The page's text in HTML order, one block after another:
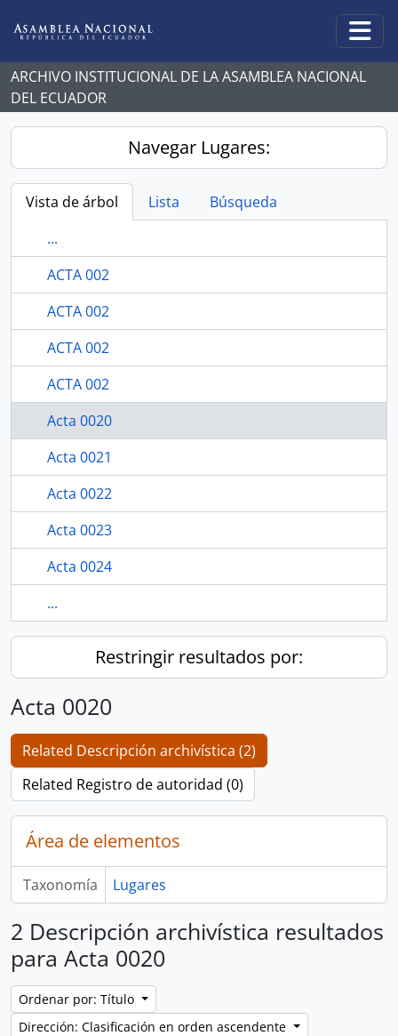
ARCHIVO INSTITUCIONAL DE LA ASAMBLEA NACIONAL
DEL ECUADOR
Navegar Lugares:
Vista de árbol Lista
Búsqueda
...
ACTA 002
ACTA 002
ACTA 002
ACTA 002
Acta 0020
Acta 0021
Acta 0022
Acta 0023
Acta 0024
...
Restringir resultados por:
Acta 0020
Related Descripción archivística (2)
Related Registro de autoridad (0)
Área de elementos
Taxonomía Lugares
2 Descripción archivística resultados
para Acta 0020
Ordenar por: Título
Dirección: Clasificación en orden ascendente